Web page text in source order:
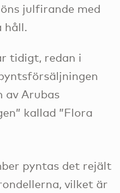
julfirande med
håll.
tidigt, redan i
av Arubas
kallad ”Flora
pyntas det rejält
vilket är